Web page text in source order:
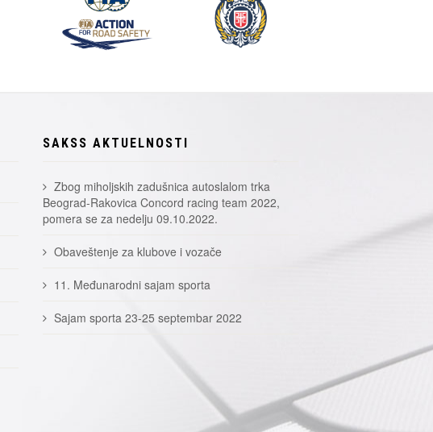
SAKSS AKTUELNOSTI
Zbog miholjskih zadušnica autoslalom trka
Beograd-Rakovica Concord racing team 2022,
pomera se za nedelju 09.10.2022.
Obaveštenje za klubove i vozače
11. Međunarodni sajam sporta
Sajam sporta 23-25 septembar 2022